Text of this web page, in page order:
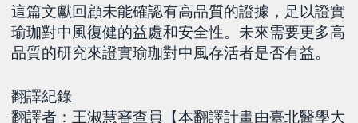
這篇文獻回顧未能確認有高品質的證據，足以證實
瑜珈對中風復健的益處和安全性。未來需要更多高
品質的研究來證實瑜珈對中風存活者是否有益。
翻譯紀錄
翻譯者：王淑慧審查員【本翻譯計畫由臺北醫學大